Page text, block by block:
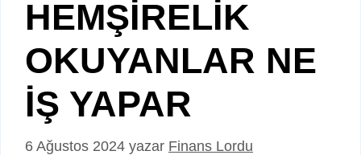
HEMŞİRELİK
OKUYANLAR NE
İŞ YAPAR
6 Ağustos 2024 yazar Finans Lordu